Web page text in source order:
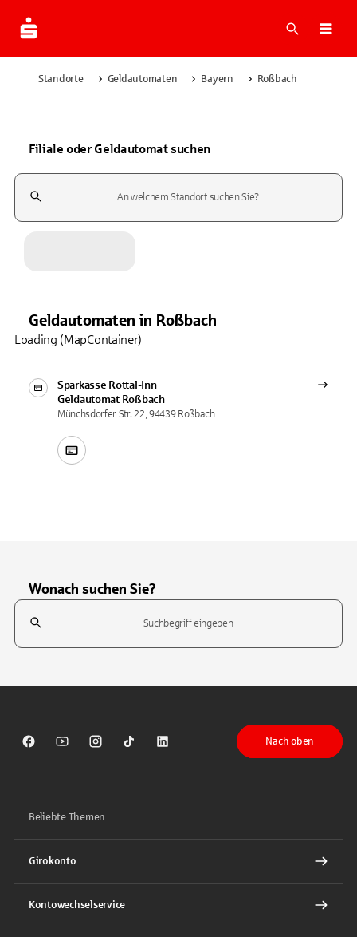
Suche
Standorte Geldautomaten Bayern Roßbach
Filiale oder Geldautomat suchen
Suchfeld
Geldautomaten in Roßbach
Sparkasse Rottal-Inn
Geldautomat Roßbach
Münchsdorfer Str. 22, 94439 Roßbach
Loading (MapContainer)
Wonach suchen Sie?
Suchfeld
Sparkasse auf Facebook
Sparkasse auf Youtube
Sparkasse auf Instagram
Sparkasse auf TikTok
Sparkasse auf LinkedIn
Nach oben
Beliebte Themen
Girokonto
Kontowechselservice